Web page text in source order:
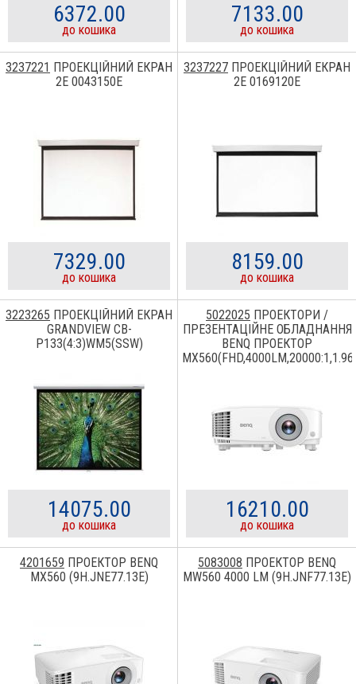
6372.00
до кошика
7133.00
до кошика
3237221 ПРОЕКЦІЙНИЙ ЕКРАН
2E 0043150E
7329.00
до кошика
3237227 ПРОЕКЦІЙНИЙ ЕКРАН
2E 0169120E
8159.00
до кошика
3223265 ПРОЕКЦІЙНИЙ ЕКРАН
GRANDVIEW CB-
P133(4:3)WM5(SSW)
14075.00
до кошика
5022025 ПРОЕКТОРИ /
ПРЕЗЕНТАЦІЙНЕ ОБЛАДНАННЯ
BENQ ПРОЕКТОР
16210.00
до кошика
4201659 ПРОЕКТОР BENQ
MX560 (9H.JNE77.13E)
5083008 ПРОЕКТОР BENQ
MW560 4000 LM (9H.JNF77.13E)